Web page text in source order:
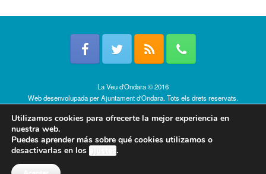
La Veu d'Ondara © 2016
Web desenvolupada perAjuntament d'Ondara. Tots els drets reservats.
Utilizamos cookies para ofrecerte la mejor experiencia en
nuestra web.
Puedes aprender más sobre qué cookies utilizamos o
desactivarlas en los ajustes.